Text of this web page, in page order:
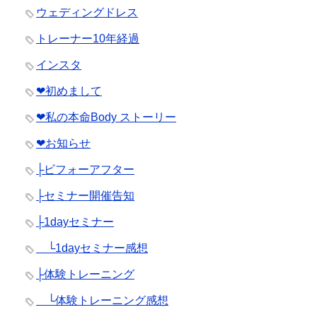
ウェディングドレス
トレーナー10年経過
インスタ
❤︎初めまして
❤︎私の本命Body ストーリー
❤︎お知らせ
├ビフォーアフター
├セミナー開催告知
├1dayセミナー
└1dayセミナー感想
├体験トレーニング
└体験トレーニング感想